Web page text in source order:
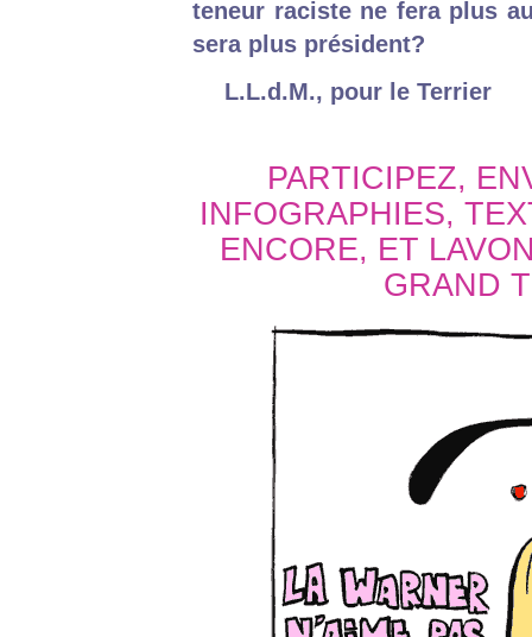
teneur raciste ne fera plus
sera plus président?
L.L.d.M., pour le Terrier
PARTICIPEZ,
INFOGRAPHIES,
ENCORE, ET
GRAND